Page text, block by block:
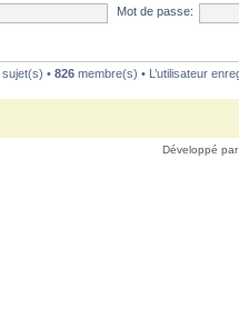
Mot de passe:
sujet(s) • 826 membre(s) • L’utilisateur
Développé